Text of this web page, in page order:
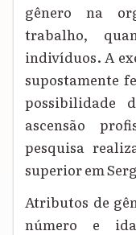
gênero na
trabalho,
indivíduos. A
supostamente
possibilidade
ascensão
pesquisa
superior em
Atributos de
número e